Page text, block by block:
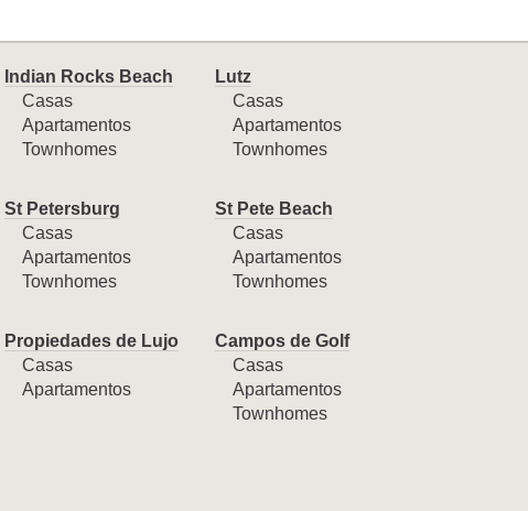
Indian Rocks Beach
Casas
Apartamentos
Townhomes
Lutz
Casas
Apartamentos
Townhomes
St Petersburg
Casas
Apartamentos
Townhomes
St Pete Beach
Casas
Apartamentos
Townhomes
Propiedades de Lujo
Casas
Apartamentos
Campos de Golf
Casas
Apartamentos
Townhomes